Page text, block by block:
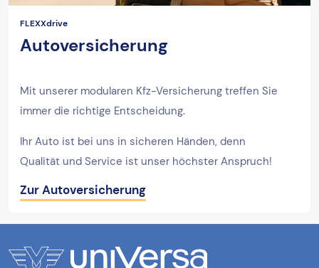
FLEXXdrive
Autoversicherung
Mit unserer modularen Kfz-Versicherung treffen Sie
immer die richtige Entscheidung.
Ihr Auto ist bei uns in sicheren Händen, denn
Qualität und Service ist unser höchster Anspruch!
Zur Autoversicherung